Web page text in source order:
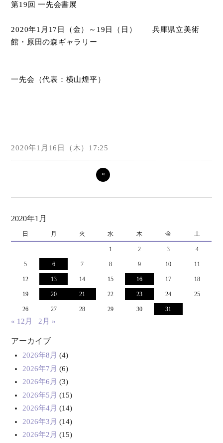
第19 回 一先会書展
2020年1 月 17 日（金）～ 19 日（日） 兵庫県立美術
館・原田の森ギャラリー
一先会（代表：横山煌平）
2020年1月16日（木）17:25
«
2020年1月
日 月 火 水 木 金 土
1 2 3 4
5 6 7 8 9 10 11
12 13 14 15 16 17 18
19 20 21 22 23 24 25
26 27 28 29 30 31
« 12月 2月 »
アーカイブ
2026年8月 (4)
2026年7月 (6)
2026年6月 (3)
2026年5月 (15)
2026年4月 (14)
2026年3月 (14)
2026年2月 (15)